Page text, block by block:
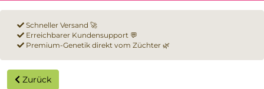
Schneller Versand 🚀
Erreichbarer Kundensupport 💬
Premium-Genetik direkt vom Züchter 🌿
Zurück